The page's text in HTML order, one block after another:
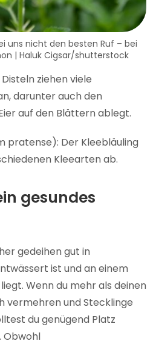
uns nicht den besten Ruf – bei
| Haluk Cigsar/shutterstock
ziehen viele
darunter auch den
auf den Blättern ablegt.
pratense): Der Kleebläuling
Kleearten ab.
gesundes
gedeihen gut in
ist und an einem
Wenn du mehr als deinen
vermehren und Stecklinge
du genügend Platz
Obwohl